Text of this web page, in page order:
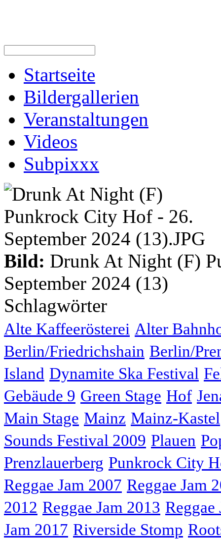
Startseite
Bildergallerien
Veranstaltungen
Videos
Subpixxx
Bild: Drunk At Night (F)
September 2024 (13)
Schlagwörter
Alte Kaffeerösterei Alter
Berlin/Friedrichshain Berlin/
Island Dynamite Ska Festival
Gebäude 9 Green Stage Hof
Main Stage Mainz Mainz-Kastel
Sounds Festival 2009 Plauen
Prenzlauerberg Punkrock City
Reggae Jam 2007 Reggae Jam
2012 Reggae Jam 2013 Reggae
Jam 2017 Riverside Stomp